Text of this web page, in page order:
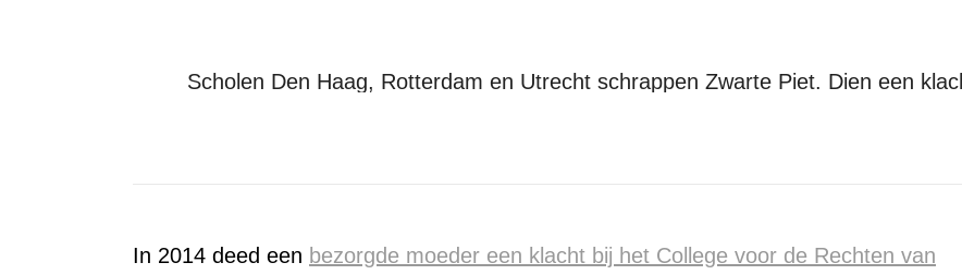
Scholen Den Haag, Rotterdam en Utrecht schrappen Zwarte Piet. Dien een
In 2014 deed een bezorgde moeder een klacht bij het College voor de Rechten van